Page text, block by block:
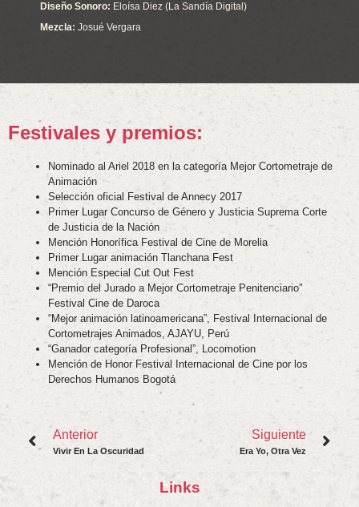
Diseño Sonoro: Eloísa Diez (La Sandía Digital)
Mezcla: Josué Vergara
Festivales y premios:
Nominado al Ariel 2018 en la categoría Mejor Cortometraje de
Animación
Selección oficial Festival de Annecy 2017
Primer Lugar Concurso de Género y Justicia Suprema Corte
de Justicia de la Nación
Mención Honorífica Festival de Cine de Morelia
Primer Lugar animación Tlanchana Fest
Mención Especial Cut Out Fest
“Premio del Jurado a Mejor Cortometraje Penitenciario”
Festival Cine de Daroca
“Mejor animación latinoamericana”, Festival Internacional de
Cortometrajes Animados, AJAYU, Perú
“Ganador categoría Profesional”, Locomotion
Mención de Honor Festival Internacional de Cine por los
Derechos Humanos Bogotá
Anterior
Vivir En La Oscuridad
Siguiente
Era Yo, Otra Vez
Links